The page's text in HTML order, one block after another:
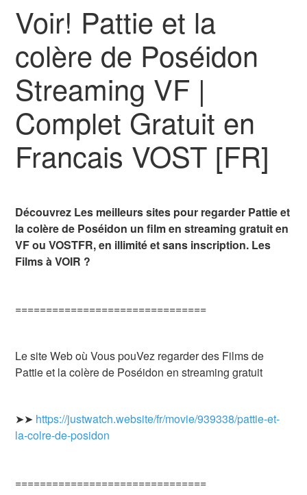
Voir! Pattie et la
colère de Poséidon
Streaming VF |
Complet Gratuit en
Francais VOST [FR]
Découvrez Les meilleurs sites pour regarder Pattie et
la colère de Poséidon un film en streaming gratuit en
VF ou VOSTFR, en illimité et sans inscription. Les
Films à VOIR ?
===============================
Le site Web où Vous pouVez regarder des Films de
Pattie et la colère de Poséidon en streaming gratuit
➤➤ https://justwatch.website/fr/movie/939338/pattie-et-
la-colre-de-posidon
===============================